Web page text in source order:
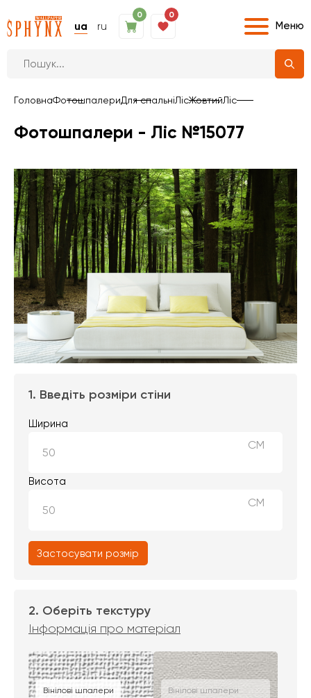
ua ru
0 0
Меню
ГоловнаФотошпалериДля спальніЛісЖовтийЛіс
Фотошпалери - Ліс №15077
1. Введіть розміри стіни
Ширина
СМ
Висота
СМ
Застосувати розмір
2. Оберіть текстуру
Інформація про матеріал
Вінілові шпалери Вінілові шпалери